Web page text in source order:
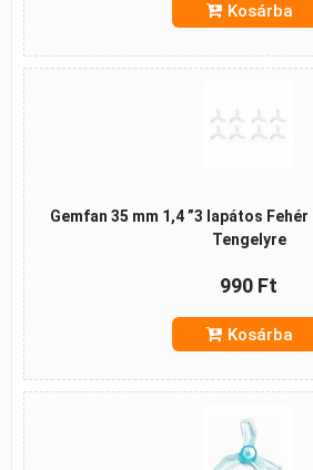
Kosárba
Gemfan 35 mm 1,4 ”3 lapátos
Tengelyre
990 Ft
Kosárba